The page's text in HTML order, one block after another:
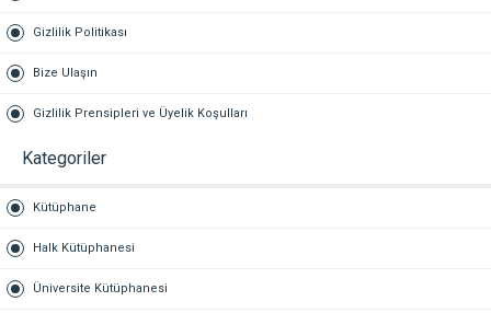
Gizlilik Politikası
Bize Ulaşın
Gizlilik Prensipleri ve Üyelik Koşulları
Kategoriler
Kütüphane
Halk Kütüphanesi
Üniversite Kütüphanesi